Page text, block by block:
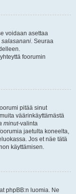
voidaan asettaa
salasanani. Seuraa
foorumin
pitää sinut
väärinkäyttämästä
minut-valinta
jaetulta koneelta,
Jos et näe tätä
käyttämisen.
phpBB:n luomia. Ne